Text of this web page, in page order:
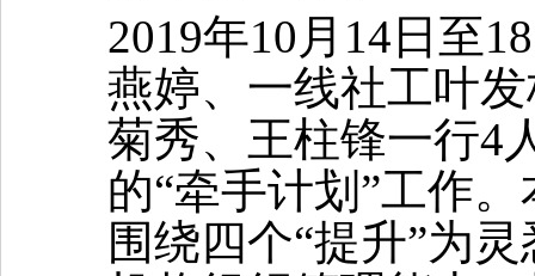
2019年10月14日至18
燕婷、一线社工叶
菊秀、王柱锋一行4
的“牵手计划”工作
围绕四个“提升”为灵